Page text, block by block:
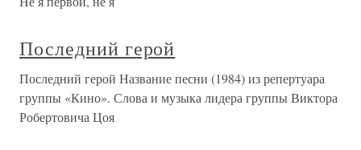
Последний герой
Последний герой Название песни (1984) из репертуара
группы «Кино». Слова и музыка лидера группы Виктора
Робертовича Цоя